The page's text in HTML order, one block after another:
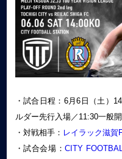
・試合日程：6月6日（土）
ルダー先行入場／11:30一般開
・対戦相手： レイラック滋賀
・試合会場：CITY